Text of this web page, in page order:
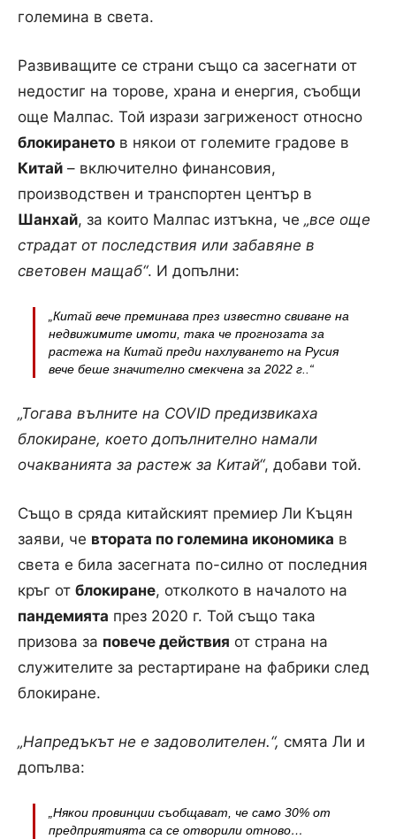
големина в света.
Развиващите се страни също са засегнати от
недостиг на торове, храна и енергия, съобщи
още Малпас. Той изрази загриженост относно
блокирането в някои от големите градове в
Китай – включително финансовия,
производствен и транспортен център в
Шанхай, за които Малпас изтъкна, че „все още
страдат от последствия или забавяне в
световен мащаб“. И допълни:
„Китай вече преминава през известно свиване на
недвижимите имоти, така че прогнозата за
растежа на Китай преди нахлуването на Русия
вече беше значително смекчена за 2022 г..“
„Тогава вълните на COVID предизвикаха
блокиране, което допълнително намали
очакванията за растеж за Китай“, добави той.
Също в сряда китайският премиер Ли Къцян
заяви, че втората по големина икономика в
света е била засегната по-силно от последния
кръг от блокиране, отколкото в началото на
пандемията през 2020 г. Той също така
призова за повече действия от страна на
служителите за рестартиране на фабрики след
блокиране.
„Напредъкът не е задоволителен.“, смята Ли и
допълва:
„Някои провинции съобщават, че само 30% от
предприятията са се отворили отново…